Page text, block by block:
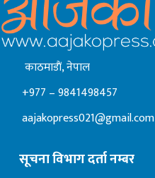
काठमाडाैं, नेपाल
+977 – 9841498457
aajakopress021@gmail.com
सूचना विभाग दर्ता नम्बर